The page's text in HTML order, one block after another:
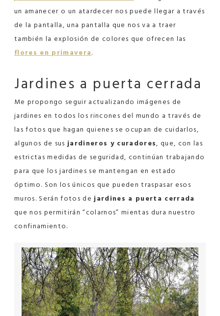
un amanecer o un atardecer nos puede llegar a través
de la pantalla, una pantalla que nos va a traer
también la explosión de colores que ofrecen las
flores en primavera.
Jardines a puerta cerrada
Me propongo seguir actualizando imágenes de
jardines en todos los rincones del mundo a través de
las fotos que hagan quienes se ocupan de cuidarlos,
algunos de susjardineros y curadores, que, con las
estrictas medidas de seguridad, continúan trabajando
para que los jardines se mantengan en estado
óptimo. Son los únicos que pueden traspasar esos
muros. Serán fotos dejardines a puerta cerrada
que nos permitirán “colarnos” mientas dura nuestro
confinamiento.